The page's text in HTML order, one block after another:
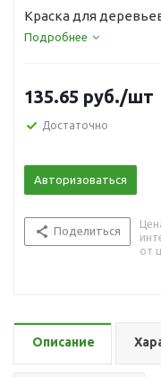
Краска для
Подробнее
135.65 руб./шт
Достаточно
Авторизоваться
Поделиться
от
Описание